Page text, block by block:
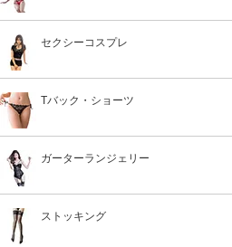
セクシーコスプレ
Tバック・ショーツ
ガーターランジェリー
ストッキング